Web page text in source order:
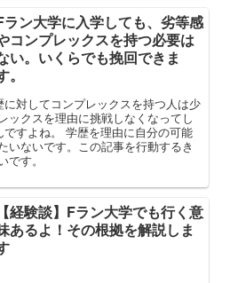
ラン大学に入学しても、劣等感
コンプレックスを持つ必要は
い。いくらでも挽回できま
。
対してコンプレックスを持つ人は少
ックスを理由に挑戦しなくなってし
すよね。 学歴を理由に自分の可能
いないです。この記事を行動するき
す。
【経験談】Fラン大学でも行く意
あるよ！その根拠を解説しま